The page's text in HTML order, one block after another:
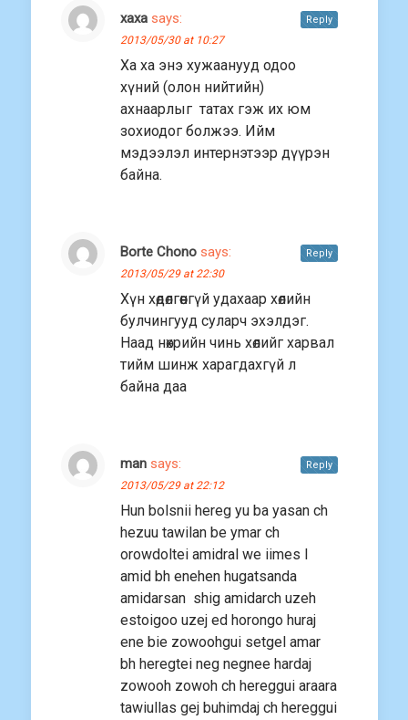
хаха says:
2013/05/30 at 10:27
Ха ха энэ хужаанууд одоо
хүний (олон нийтийн)
ахнаарлыг татах гэж их юм
зохиодог болжээ. Ийм
мэдээлэл интернэтээр дүүрэн
байна.
Reply
Borte Chono says:
2013/05/29 at 22:30
Хүн хөдөлгөөнгүй удахаар хөлийн
булчингууд суларч эхэлдэг.
Наад нөхрийн чинь хөлийг харвал
тийм шинж харагдахгүй л
байна даа
Reply
man says:
2013/05/29 at 22:12
Hun bolsnii hereg yu ba yasan ch
hezuu tawilan be ymar ch
orowdoltei amidral we iimes l
amid bh enehen hugatsanda
amidarsan shig amidarch uzeh
estoigoo uzej ed horongo huraj
ene bie zowoohgui setgel amar
bh heregtei neg negnee hardaj
zowooh zowoh ch hereggui araara
tawiullas gej buhimdaj ch hereggui
Reply